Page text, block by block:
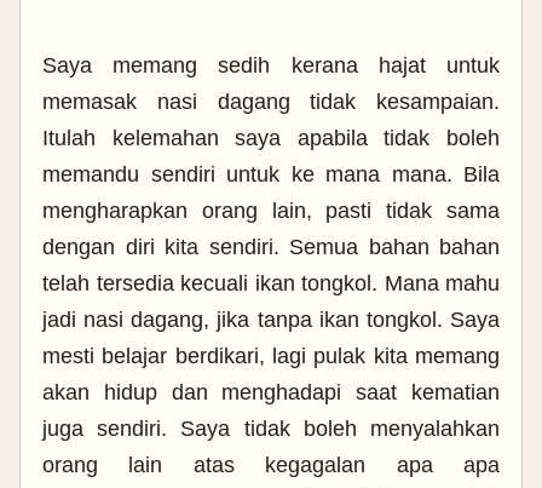
Saya memang sedih kerana hajat untuk
memasak nasi dagang tidak kesampaian.
Itulah kelemahan saya apabila tidak boleh
memandu sendiri untuk ke mana mana. Bila
mengharapkan orang lain, pasti tidak sama
dengan diri kita sendiri. Semua bahan bahan
telah tersedia kecuali ikan tongkol. Mana mahu
jadi nasi dagang, jika tanpa ikan tongkol. Saya
mesti belajar berdikari, lagi pulak kita memang
akan hidup dan menghadapi saat kematian
juga sendiri. Saya tidak boleh menyalahkan
orang lain atas kegagalan apa apa